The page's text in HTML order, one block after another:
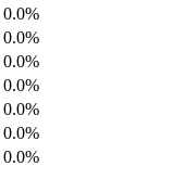
0.0%
0.0%
0.0%
0.0%
0.0%
0.0%
0.0%